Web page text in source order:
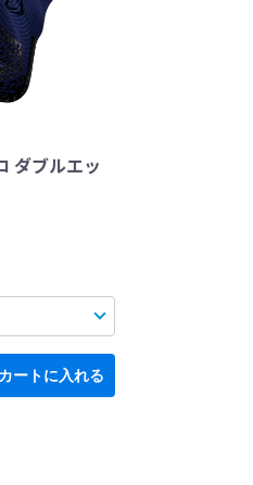
ダブルエッ
カートに入れる